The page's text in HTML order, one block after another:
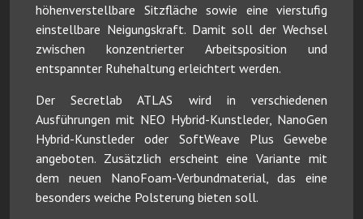
höhenverstellbare Sitzfläche sowie eine vierstufig
einstellbare Neigungskraft. Damit soll der Wechsel
zwischen konzentrierter Arbeitsposition und
entspannter Ruhehaltung erleichtert werden.
Der Secretlab ATLAS wird in verschiedenen
Ausführungen mit NEO Hybrid-Kunstleder, NanoGen
Hybrid-Kunstleder oder SoftWeave Plus Gewebe
angeboten. Zusätzlich erscheint eine Variante mit
dem neuen NanoFoam-Verbundmaterial, das eine
besonders weiche Polsterung bieten soll.